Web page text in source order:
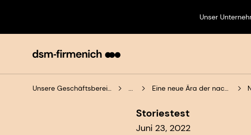
Unser
Unsere Geschäftsbereiche ... Eine neue Ära der nachhaltigen Sonnenpflege
Storiestest
Juni 23, 2022